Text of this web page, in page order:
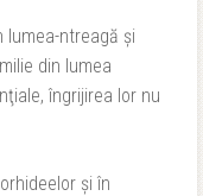
ntreagă şi
din lumea
îngrijirea lor nu
şi în